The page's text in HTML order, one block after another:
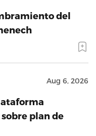
del
Aug 6, 2026
plan de